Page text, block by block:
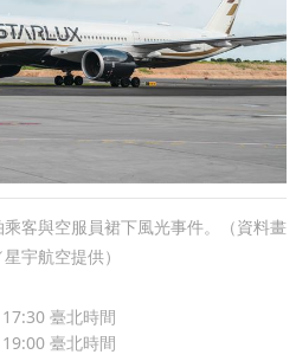
客與空服員裙下風光事件。（資料畫
星宇航空提供）
臺北時間
臺北時間